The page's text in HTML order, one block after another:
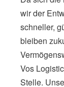
wir der
schneller,
bleiben
Vos
Stelle.